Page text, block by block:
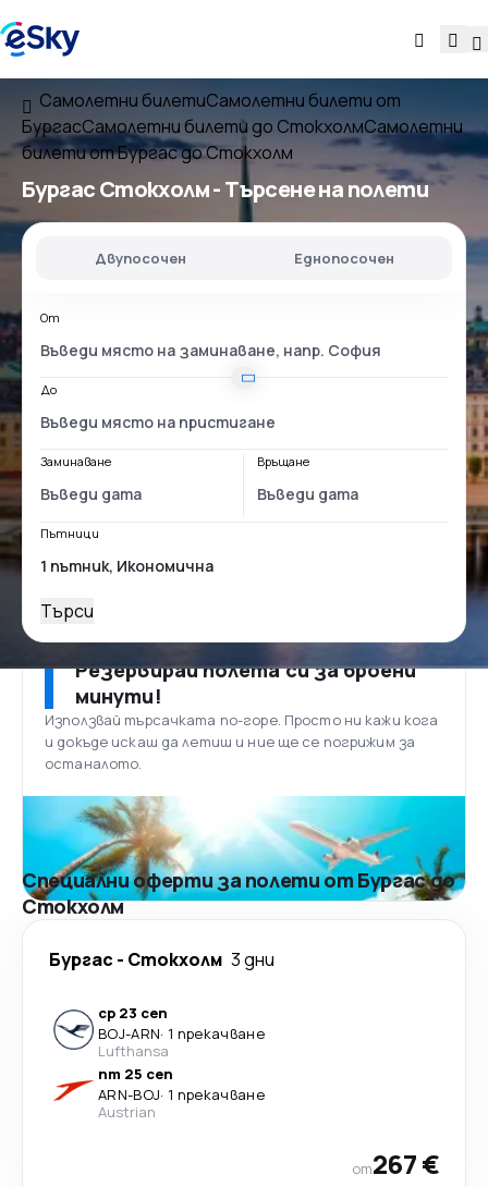
Самолетни билетиСамолетни билети от
БургасСамолетни билети до СтoкхолмСамолетни
билети от Бургас до Стoкхолм
Бургас Стoкхолм- Търсене на полети
Двупосочен Еднопосочен
От
До
Заминаване Връщане
Пътници
Търси
Резервирай полета си за броени
минути!
Използвай търсачката по-горе. Просто ни кажи кога
и докъде искаш да летиш и ние ще се погрижим за
останалото.
Специални оферти за полети от Бургас до
Стoкхолм
Бургас - Стoкхолм 3 дни
ср 23 сеп
BOJ-ARN· 1 прекачване
Lufthansa
пт 25 сеп
ARN-BOJ· 1 прекачване
Austrian
от267 €